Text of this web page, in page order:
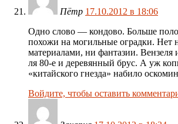
Пётр 17.10.2012 в 18:06
Одно слово — кондово. Больше
похожи на могильные оградки. Нет
материалами, ни фантазии. Вензеля
ля 80-е и деревянный брус. А уж
«китайского гнезда» набило
Войдите, чтобы оставить